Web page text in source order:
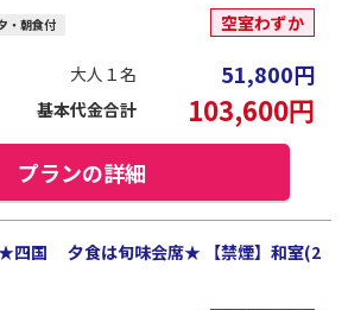
・朝食付 空室わずか
大人１名 51,800円
基本代金合計 103,600円
プランの詳細
★四国 夕食は旬味会席★ 【禁煙】和室(2